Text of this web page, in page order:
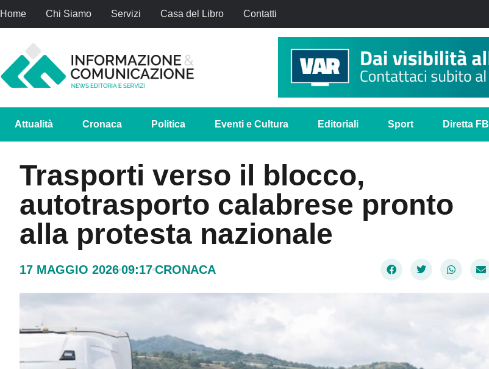
Home Chi Siamo Servizi Casa del Libro Contatti
Attualità Cronaca Politica Eventi e Cultura Editoriali Sport Diretta FB
Trasporti verso il blocco,
autotrasporto calabrese pronto
alla protesta nazionale
17 MAGGIO 202609:17CRONACA